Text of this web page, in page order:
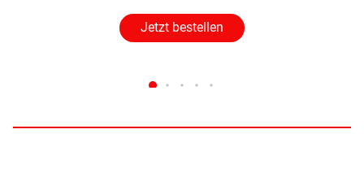
Jetzt bestellen